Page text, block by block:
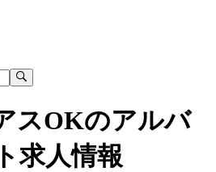
スOKのアルバ
求人情報